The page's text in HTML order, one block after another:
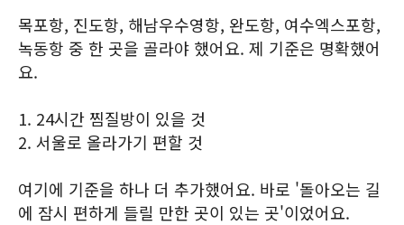
목포항, 진도항, 해남우수영항, 완도항, 여수엑스포항,
녹동항 중 한 곳을 골라야 했어요. 제 기준은 명확했어
요.
1. 24시간 찜질방이 있을 것
2. 서울로 올라가기 편할 것
여기에 기준을 하나 더 추가했어요. 바로 '돌아오는 길
에 잠시 편하게 들릴 만한 곳이 있는 곳'이었어요.